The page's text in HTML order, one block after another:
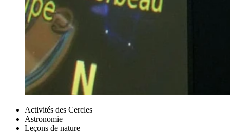
Activités des Cercles
Astronomie
Leçons de nature